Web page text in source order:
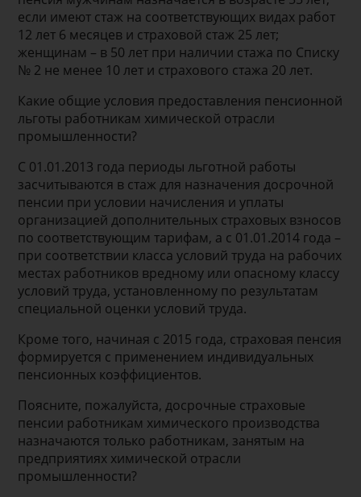
если имеют стаж на соответствующих видах работ
12 лет 6 месяцев и страховой стаж 25 лет;
женщинам – в 50 лет при наличии стажа по Списку
№ 2 не менее 10 лет и страхового стажа 20 лет.
Какие общие условия предоставления пенсионной
льготы работникам химической отрасли
промышленности?
С 01.01.2013 года периоды льготной работы
засчитываются в стаж для назначения досрочной
пенсии при условии начисления и уплаты
организацией дополнительных страховых взносов
по соответствующим тарифам, а с 01.01.2014 года –
при соответствии класса условий труда на рабочих
местах работников вредному или опасному классу
условий труда, установленному по результатам
специальной оценки условий труда.
Кроме того, начиная с 2015 года, страховая пенсия
формируется с применением индивидуальных
пенсионных коэффициентов.
Поясните, пожалуйста, досрочные страховые
пенсии работникам химического производства
назначаются только работникам, занятым на
предприятиях химической отрасли
промышленности?